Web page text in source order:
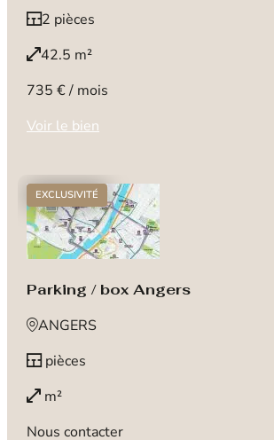
2 pièces
42.5 m²
735 € / mois
Voir le bien
EXCLUSIVITÉ
Parking / box Angers
ANGERS
pièces
m²
Nous contacter